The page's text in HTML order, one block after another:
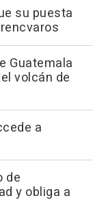
su puesta
Guatemala
volcán de
a
de
y obliga a